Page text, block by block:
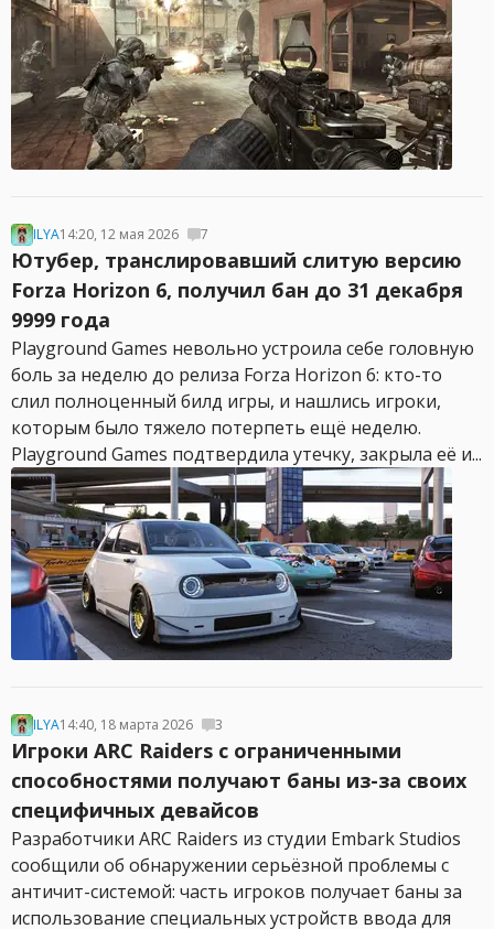
ILYA14:20, 12 мая 2026 7
Ютубер, транслировавший слитую версию
Forza Horizon 6, получил бан до 31 декабря
9999 года
Playground Games невольно устроила себе головную
боль за неделю до релиза Forza Horizon 6: кто-то
слил полноценный билд игры, и нашлись игроки,
которым было тяжело потерпеть ещё неделю.
Playground Games подтвердила утечку, закрыла её и...
ILYA14:40, 18 марта 2026 3
Игроки ARC Raiders с ограниченными
способностями получают баны из-за своих
специфичных девайсов
Разработчики ARC Raiders из студии Embark Studios
сообщили об обнаружении серьёзной проблемы с
античит-системой: часть игроков получает баны за
использование специальных устройств ввода для